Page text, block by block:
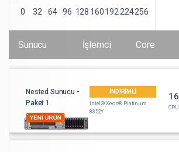
0 32 64 96 128 160192224256
Sunucu İşlemci Core
Nested Sunucu -
Paket 1
İNDİRİMLİ
Intel® Xeon® Platinum
8352Y
16
CPU